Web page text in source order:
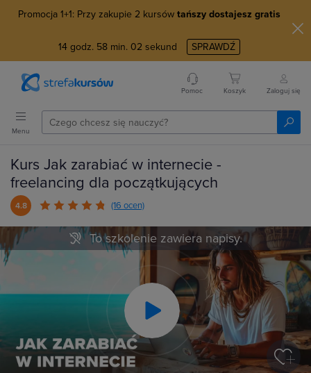
Promocja 1+1: Przy zakupie 2 kursów tańszy dostajesz gratis
14 godz. 58 min. 01 sekund SPRAWDŹ
Pomoc Koszyk Zaloguj się
Menu
Kurs Jak zarabiać w internecie -
freelancing dla początkujących
4.8 (16 ocen)
Play
To szkolenie zawiera napisy.